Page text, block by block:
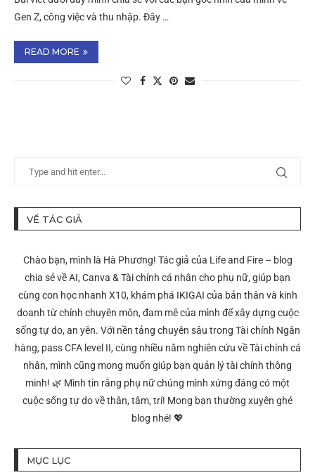
Gen Z, công việc và thu nhập. Đây …
READ MORE
VỀ TÁC GIẢ
Chào bạn, mình là Hà Phương! Tác giả của Life and Fire – blog
chia sẻ về AI, Canva & Tài chính cá nhân cho phụ nữ, giúp bạn
cùng con học nhanh X10, khám phá IKIGAI của bản thân và kinh
doanh từ chính chuyên môn, đam mê của mình để xây dựng cuộc
sống tự do, an yên. Với nền tảng chuyên sâu trong Tài chính Ngân
hàng, pass CFA level II, cùng nhiều năm nghiên cứu về Tài chính cá
nhân, mình cũng mong muốn giúp bạn quản lý tài chính thông
minh! 🌿 Mình tin rằng phụ nữ chúng mình xứng đáng có một
cuộc sống tự do về thân, tâm, trí! Mong bạn thường xuyên ghé
blog nhé! 💖
MỤC LỤC